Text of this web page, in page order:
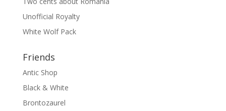
Unofficial Royalty
White Wolf Pack
Friends
Antic Shop
Black & White
Brontozaurel